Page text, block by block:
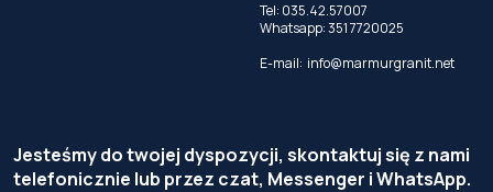
Tel: 035.42.57007
Whatsapp:351 7720025
E-mail: info@marmurgranit.net
Jesteśmy do twojej dyspozycji, skontaktuj się z nami
telefonicznie lub przez czat, Messenger i WhatsApp.